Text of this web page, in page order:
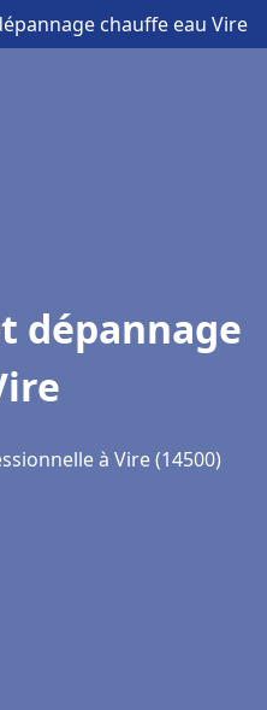
chauffe eau Vire
dépannage
à Vire (14500)